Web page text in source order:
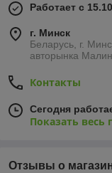
Работает с
г. Минск
Беларусь, г.
авторынка
Контакты
Сегодня
Показать весь
Отзывы о